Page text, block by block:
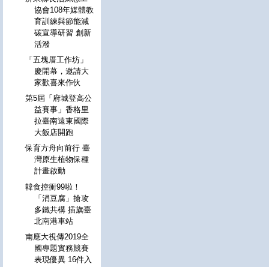
協會108年媒體教
育訓練與節能減
碳宣導研習 創新
活潑
「五塊厝工作坊」
慶開幕，邀請大
家歡喜來作伙
第5屆「府城登高公
益賽事」香格里
拉臺南遠東國際
大飯店開跑
保育方舟向前行 臺
灣原生植物保種
計畫啟動
韓食控衝99啦！
「涓豆腐」搶攻
多鐵共構 插旗臺
北南港車站
南應大視傳2019全
國專題實務競賽
表現優異 16件入